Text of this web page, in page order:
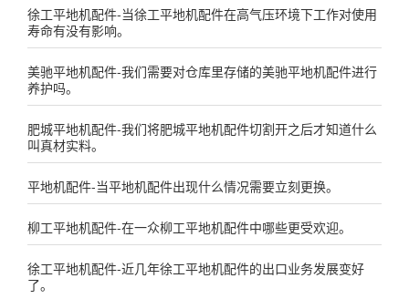
徐工平地机配件-当徐工平地机配件在高气压环境下工作对使用
寿命有没有影响。
美驰平地机配件-我们需要对仓库里存储的美驰平地机配件进行
养护吗。
肥城平地机配件-我们将肥城平地机配件切割开之后才知道什么
叫真材实料。
平地机配件-当平地机配件出现什么情况需要立刻更换。
柳工平地机配件-在一众柳工平地机配件中哪些更受欢迎。
徐工平地机配件-近几年徐工平地机配件的出口业务发展变好
了。